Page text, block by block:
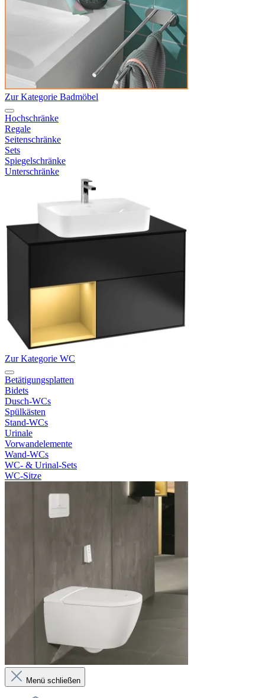
Zur Kategorie Badmöbel
Hochschränke
Regale
Seitenschränke
Sets
Spiegelschränke
Unterschränke
Zur Kategorie WC
Betätigungsplatten
Bidets
Dusch-WCs
Spülkästen
Stand-WCs
Urinale
Vorwandelemente
Wand-WCs
WC- & Urinal-Sets
WC-Sitze
Menü schließen